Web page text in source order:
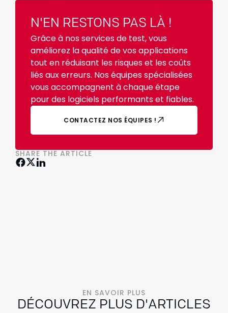
N'EN RESTONS PAS LÀ !
Grâce à nos services de test, vous
améliorez la qualité de vos applications
tout en réduisant les risques et les coûts
liés aux erreurs. Nos équipes spécialisées
vous accompagnent à chaque étape
pour des logiciels performants et fiables.
CONTACTEZ NOS ÉQUIPES !
SHARE THE ARTICLE
EN SAVOIR PLUS
DÉCOUVREZ PLUS D'ARTICLES